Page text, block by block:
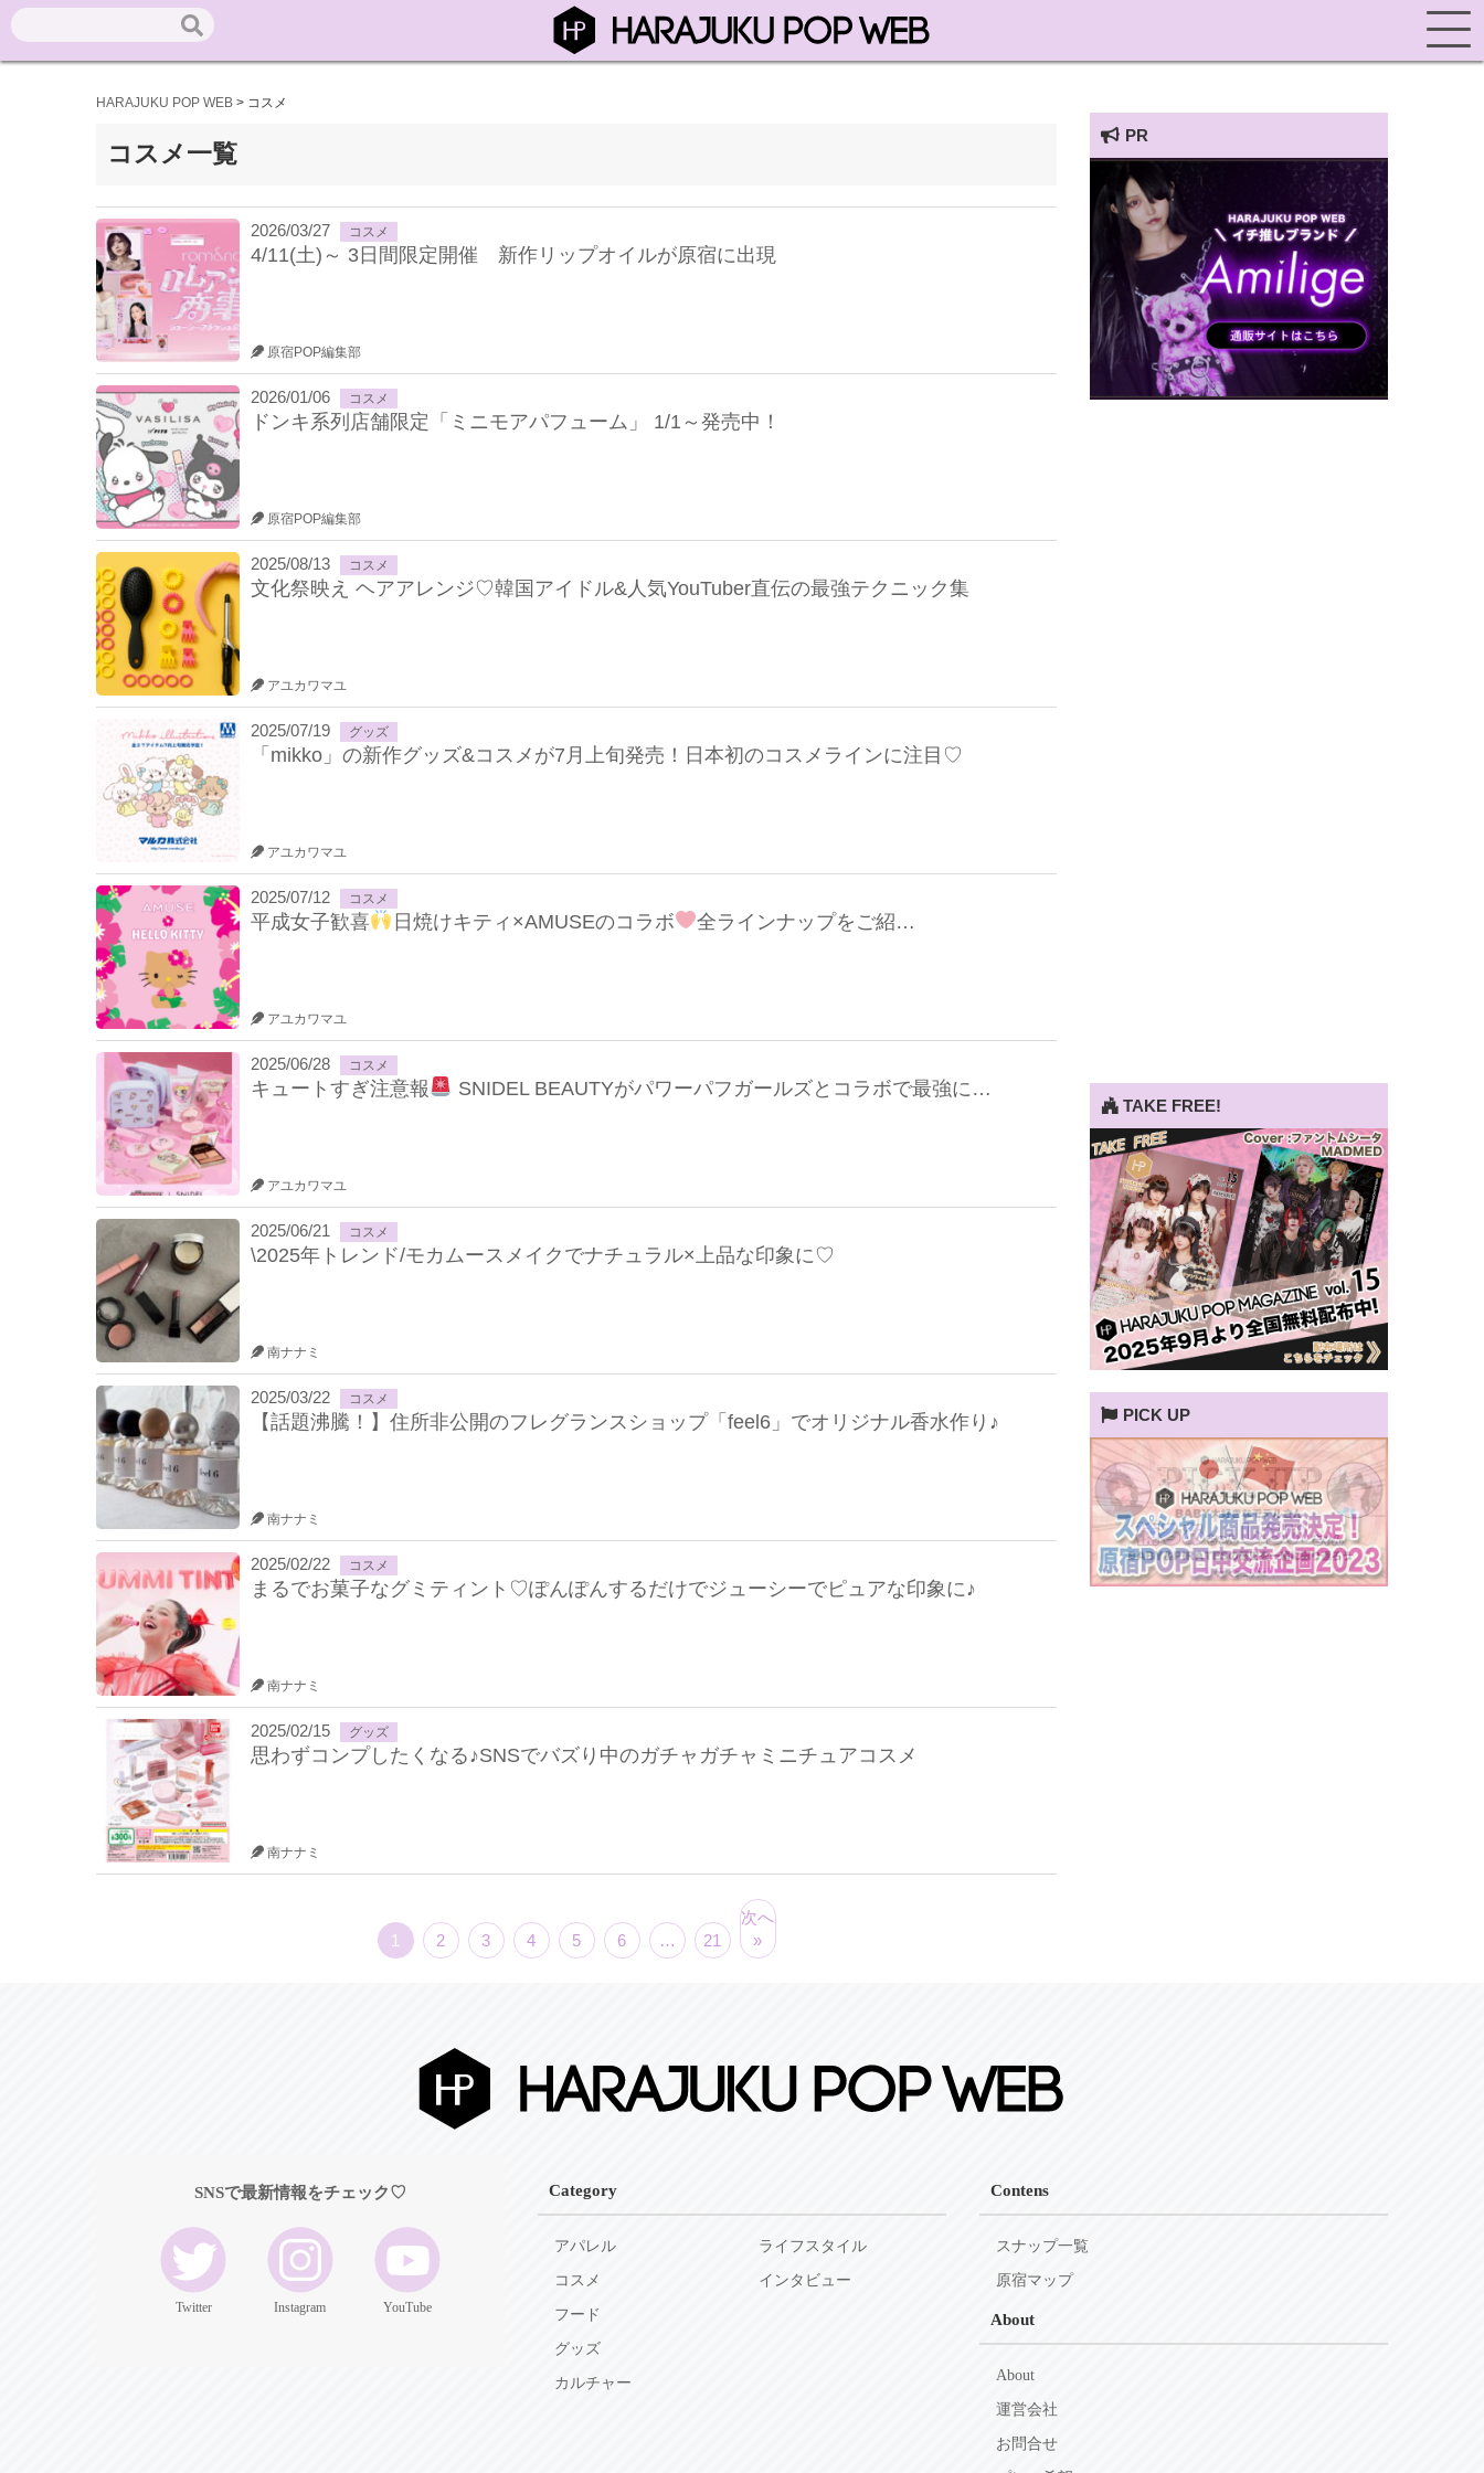
HARAJUKU POP WEB > コスメ
コスメ一覧
2026/03/27 コスメ
4/11(土)～ 3日間限定開催 新作リップオイルが原宿に出現
原宿POP編集部
2026/01/06 コスメ
ドンキ系列店舗限定「ミニモアパフューム」 1/1～発売中！
原宿POP編集部
2025/08/13 コスメ
文化祭映え ヘアアレンジ♡韓国アイドル&人気YouTuber直伝の最強テクニック集
アユカワマユ
2025/07/19 グッズ
「mikko」の新作グッズ&コスメが7月上旬発売！日本初のコスメラインに注目♡
アユカワマユ
2025/07/12 コスメ
平成女子歓喜 日焼けキティ×AMUSEのコラボ 全ラインナップをご紹…
アユカワマユ
2025/06/28 コスメ
キュートすぎ注意報 SNIDEL BEAUTYがパワーパフガールズとコラボで最強に…
アユカワマユ
2025/06/21 コスメ
\2025年トレンド/モカムースメイクでナチュラル×上品な印象に♡
南ナナミ
2025/03/22 コスメ
【話題沸騰！】住所非公開のフレグランスショップ「feel6」でオリジナル香水作り♪
南ナナミ
2025/02/22 コスメ
まるでお菓子なグミティント♡ぽんぽんするだけでジューシーでピュアな印象に♪
南ナナミ
2025/02/15 グッズ
思わずコンプしたくなる♪SNSでバズり中のガチャガチャミニチュアコスメ
南ナナミ
1 2 3 4 5 6 … 21
次へ
»
PR
HARAJUKU POP TV
TAKE FREE!
PICK UP
SNSで最新情報をチェック♡
Twitter Instagram YouTube
Category
アパレル
コスメ
フード
グッズ
カルチャー
ライフスタイル
インタビュー
Contens
スナップ一覧
原宿マップ
About
About
運営会社
お問合せ